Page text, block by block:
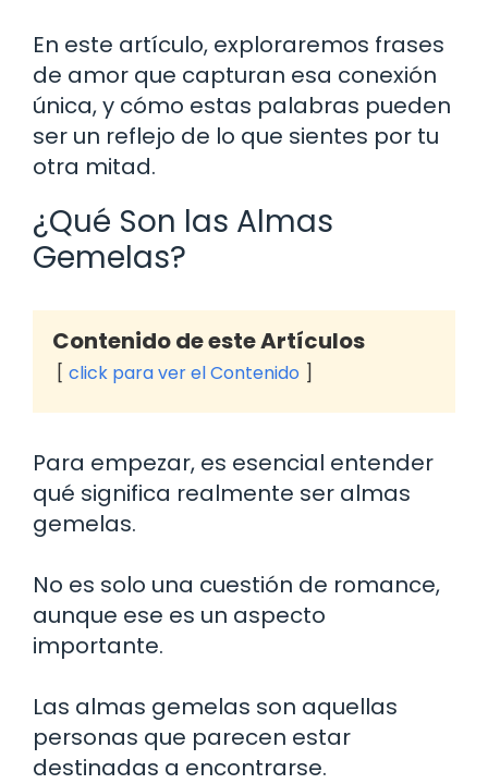
En este artículo, exploraremos frases
de amor que capturan esa conexión
única, y cómo estas palabras pueden
ser un reflejo de lo que sientes por tu
otra mitad.
¿Qué Son las Almas
Gemelas?
Contenido de este Artículos
click para ver el Contenido
Para empezar, es esencial entender
qué significa realmente ser almas
gemelas.
No es solo una cuestión de romance,
aunque ese es un aspecto
importante.
Las almas gemelas son aquellas
personas que parecen estar
destinadas a encontrarse.